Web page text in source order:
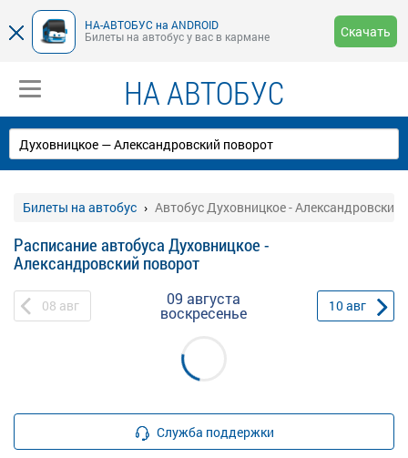
НА-АВТОБУС на ANDROID
Билеты на автобус у вас в кармане
Скачать
НА АВТОБУС
Билеты на автобус Автобус Духовницкое - Александровский
Расписание автобуса Духовницкое -
Александровский поворот
08 авг 09 августа
воскресенье 10авг
Служба поддержки